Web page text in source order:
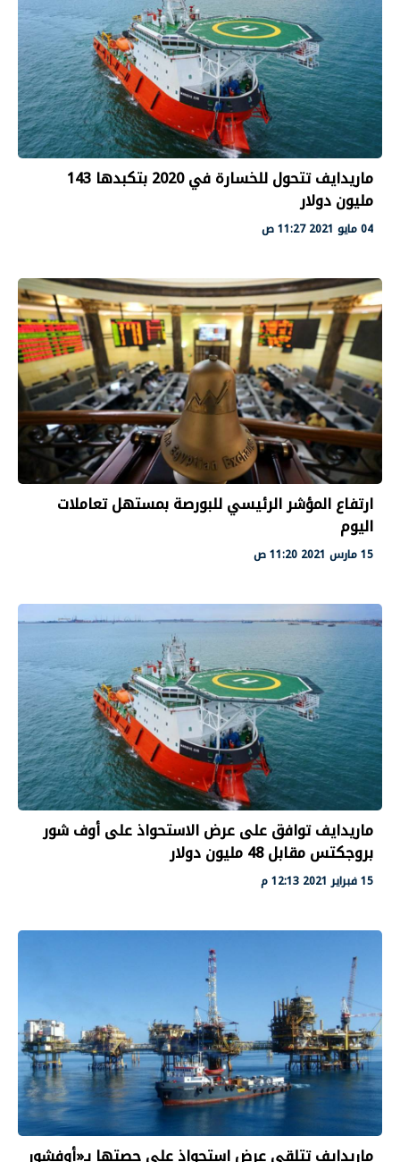
ماريدايف تتحول للخسارة في 2020 بتكبدها 143
مليون دولار
04 مايو 2021 11:27 ص
ارتفاع المؤشر الرئيسي للبورصة بمستهل تعاملات
اليوم
15 مارس 2021 11:20 ص
ماريدايف توافق على عرض الاستحواذ على أوف شور
بروجكتس مقابل 48 مليون دولار
15 فبراير 2021 12:13 م
ماريدايف تتلقى عرض استحواذ على حصتها بـ«أوفشور